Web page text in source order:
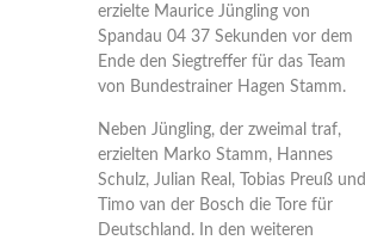
erzielte Maurice Jüngling von
Spandau 04 37 Sekunden vor dem
Ende den Siegtreffer für das Team
von Bundestrainer Hagen Stamm.
Neben Jüngling, der zweimal traf,
erzielten Marko Stamm, Hannes
Schulz, Julian Real, Tobias Preuß und
Timo van der Bosch die Tore für
Deutschland. In den weiteren